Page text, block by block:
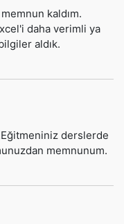
kaldım.
daha verimli ya
aldık.
derslerde
memnunum.